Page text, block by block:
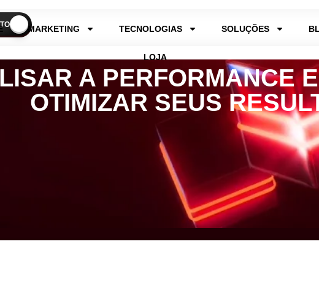
MARKETING TECNOLOGIAS SOLUÇÕES
LOJA
A PERFORMANCE
OTIMIZAR SEUS